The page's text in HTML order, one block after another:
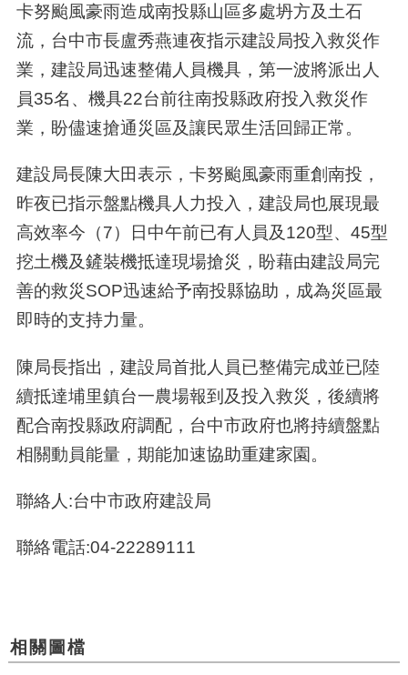
卡努颱風豪雨造成南投縣山區多處坍方及土石
流，台中市長盧秀燕連夜指示建設局投入救災作
業，建設局迅速整備人員機具，第一波將派出人
員35名、機具22台前往南投縣政府投入救災作
業，盼儘速搶通災區及讓民眾生活回歸正常。
建設局長陳大田表示，卡努颱風豪雨重創南投，
昨夜已指示盤點機具人力投入，建設局也展現最
高效率今（7）日中午前已有人員及120型、45型
挖土機及鏟裝機抵達現場搶災，盼藉由建設局完
善的救災SOP迅速給予南投縣協助，成為災區最
即時的支持力量。
陳局長指出，建設局首批人員已整備完成並已陸
續抵達埔里鎮台一農場報到及投入救災，後續將
配合南投縣政府調配，台中市政府也將持續盤點
相關動員能量，期能加速協助重建家園。
聯絡人:台中市政府建設局
聯絡電話:04-22289111
相關圖檔